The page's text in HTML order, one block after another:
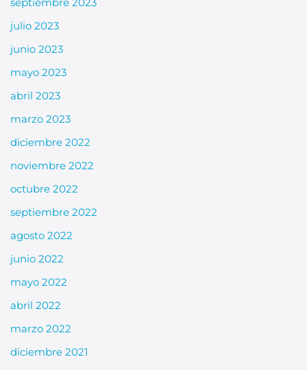
septiembre 2023
julio 2023
junio 2023
mayo 2023
abril 2023
marzo 2023
diciembre 2022
noviembre 2022
octubre 2022
septiembre 2022
agosto 2022
junio 2022
mayo 2022
abril 2022
marzo 2022
diciembre 2021